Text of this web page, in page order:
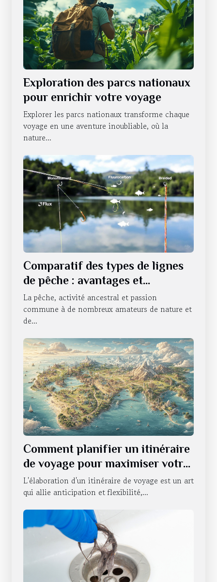
Exploration des parcs nationaux
pour enrichir votre voyage
Explorer les parcs nationaux transforme chaque
voyage en une aventure inoubliable, où la
nature...
Comparatif des types de lignes
de pêche : avantages et
utilisations
La pêche, activité ancestral et passion
commune à de nombreux amateurs de nature et
de...
Comment planifier un itinéraire
de voyage pour maximiser votre
expérience
L'élaboration d'un itinéraire de voyage est un art
qui allie anticipation et flexibilité,...